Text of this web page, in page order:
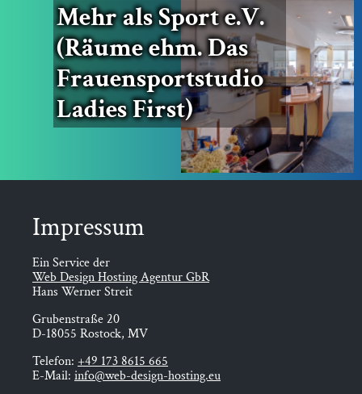
Mehr als Sport e.V.
(Räu­me ehm. Das
Frau­en­sport­stu­dio
Ladies First)
Impres­sum
Ein Service der
Web Design Hosting Agentur GbR
Hans Werner Streit
Grubenstraße 20
D-18055 Rostock, MV
Telefon: +49 173 8615 665
E-Mail: info@web-design-hosting.eu